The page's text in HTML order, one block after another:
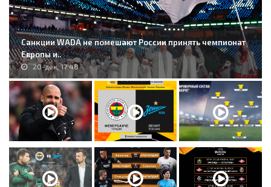
Санкции WADA не помешают России принять чемпионат
Европы и..
20-дек, 17:48